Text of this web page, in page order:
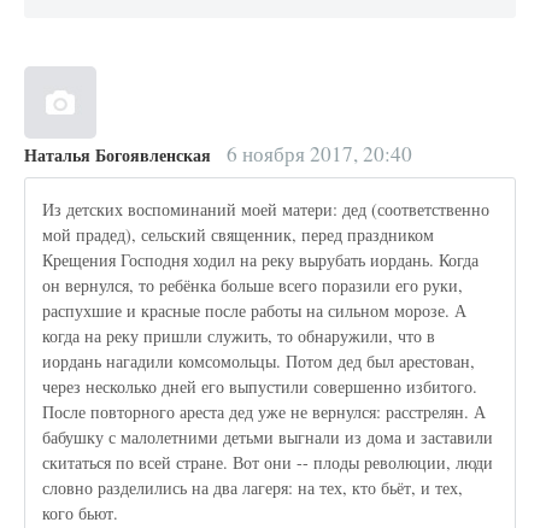
Наталья Богоявленская 6 ноября 2017, 20:40
Из детских воспоминаний моей матери: дед (соответственно
мой прадед), сельский священник, перед праздником
Крещения Господня ходил на реку вырубать иордань. Когда
он вернулся, то ребёнка больше всего поразили его руки,
распухшие и красные после работы на сильном морозе. А
когда на реку пришли служить, то обнаружили, что в
иордань нагадили комсомольцы. Потом дед был арестован,
через несколько дней его выпустили совершенно избитого.
После повторного ареста дед уже не вернулся: расстрелян. А
бабушку с малолетними детьми выгнали из дома и заставили
скитаться по всей стране. Вот они -- плоды революции, люди
словно разделились на два лагеря: на тех, кто бьёт, и тех,
кого бьют.